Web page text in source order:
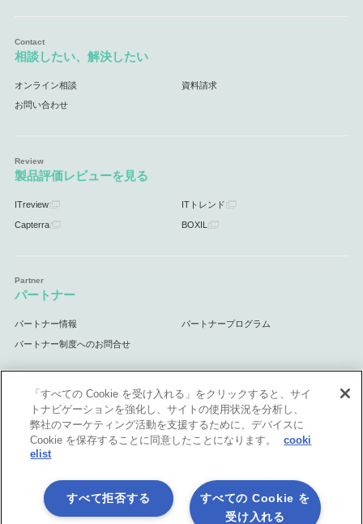
相談したい、解決したい
オンライン相談 資料請求
お問い合わせ
製品評価レビューを見る
ITreview ITトレンド
Capterra BOXIL
パートナー
パートナー情報 パートナープログラム
パートナー制度へのお問合せ
サポート
サポート情報
「すべての Cookie を受け入れる」をクリックすると、サイ
トナビゲーションを強化し、サイトの使用状況を分析し、
弊社のマーケティング活動を支援するために、デバイスに
Cookie を保存することに同意したことになります。
cooki
elist
すべての Cookie を
受け入れる
すべて拒否する